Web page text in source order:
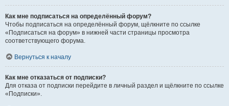
Как мне подписаться на определённый форум?
Чтобы подписаться на определённый форум, щёлкните по ссылке
«Подписаться на форум» в нижней части страницы просмотра
соответствующего форума.
Вернуться к началу
Как мне отказаться от подписки?
Для отказа от подписки перейдите в личный раздел и щёлкните по ссылке
«Подписки».